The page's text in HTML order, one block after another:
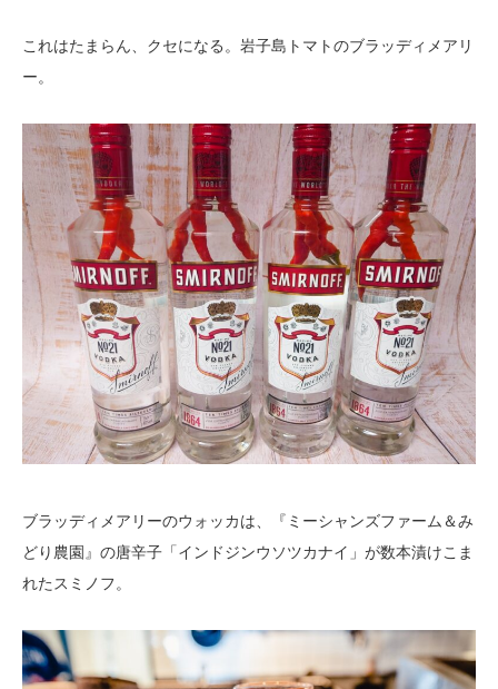
これはたまらん、クセになる。岩子島トマトのブラッディメアリ
ー。
ブラッディメアリーのウォッカは、『ミーシャンズファーム＆み
どり農園』の唐辛子「インドジンウソツカナイ」が数本漬けこま
れたスミノフ。